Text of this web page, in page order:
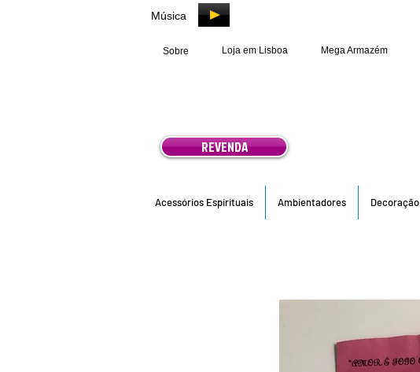
Música
Sobre Loja em Lisboa Mega Armazém
REVENDA
Acessórios Espirituais Ambientadores Decoração